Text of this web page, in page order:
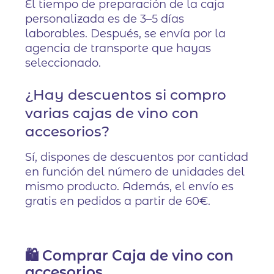
El tiempo de preparación de la caja
personalizada es de 3–5 días
laborables. Después, se envía por la
agencia de transporte que hayas
seleccionado.
¿Hay descuentos si compro
varias cajas de vino con
accesorios?
Sí, dispones de descuentos por cantidad
en función del número de unidades del
mismo producto. Además, el envío es
gratis en pedidos a partir de 60€.
🛍️ Comprar Caja de vino con